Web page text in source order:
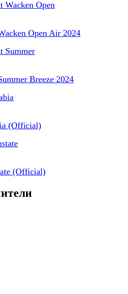
Open Air 2024
Breeze 2024
(Official)
(Official)